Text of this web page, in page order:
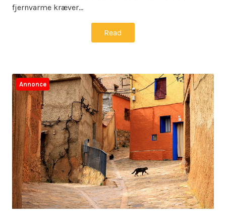
fjernvarme kræver…
Read
Annonce